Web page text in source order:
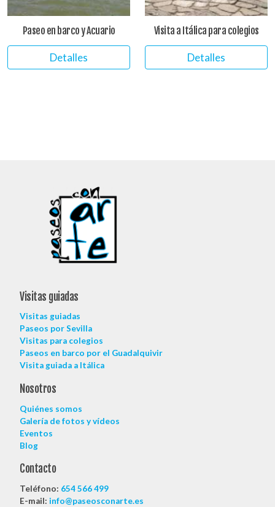
Paseo en barco y Acuario
Detalles
Visita a Itálica para colegios
Detalles
Visitas guiadas
Visitas guiadas
Paseos por Sevilla
Visitas para colegios
Paseos en barco por el Guadalquivir
Visita guiada a Itálica
Nosotros
Quiénes somos
Galería de fotos y vídeos
Eventos
Blog
Contacto
Teléfono: 654 566 499
E-mail: info@paseosconarte.es